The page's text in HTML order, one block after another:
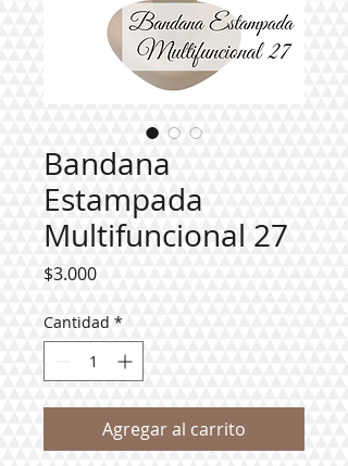
Bandana
Estampada
Multifuncional 27
$3.000Precio
Cantidad *
Agregar al carrito